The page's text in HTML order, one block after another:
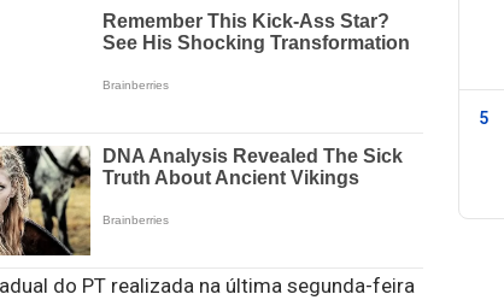
do PT realizada na última segunda-feira